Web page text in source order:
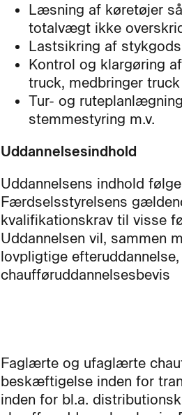
Læsning af køretøjer
totalvægt ikke
Lastsikring af
Kontrol og klargøring
truck, medbringer
Tur- og
stemmestyring m.v.
Uddannelsesindhold
Uddannelsens indhold
Færdselsstyrelsens
kvalifikationskrav til visse
Uddannelsen vil, sammen
lovpligtige
chaufføruddannelsesbevis
Faglærte og ufaglærte
beskæftigelse inden for
inden for bl.a.